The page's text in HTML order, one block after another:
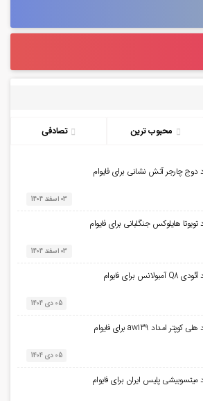
محبوب ترین تصادفی
03 اسفند 1404
03 اسفند 1404
05 دی 1404
05 دی 1404